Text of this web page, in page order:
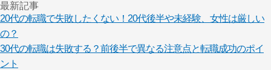
最新記事
20代の転職で失敗したくない！20代後半や未経験、女性は厳しい
の？
30代の転職は失敗する？前後半で異なる注意点と転職成功のポイ
ント